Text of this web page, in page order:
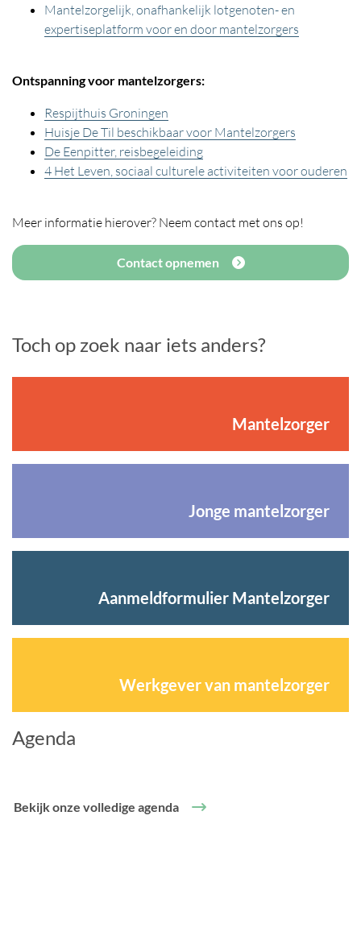
Mantelzorgelijk, onafhankelijk lotgenoten- en
expertiseplatform voor en door mantelzorgers
Ontspanning voor mantelzorgers:
Respijthuis Groningen
Huisje De Til beschikbaar voor Mantelzorgers
De Eenpitter, reisbegeleiding
4 Het Leven, sociaal culturele activiteiten voor ouderen
Meer informatie hierover? Neem contact met ons op!
Contact opnemen
Toch op zoek naar iets anders?
Mantelzorger
Jonge mantelzorger
Aanmeldformulier Mantelzorger
Werkgever van mantelzorger
Agenda
Bekijk onze volledige agenda